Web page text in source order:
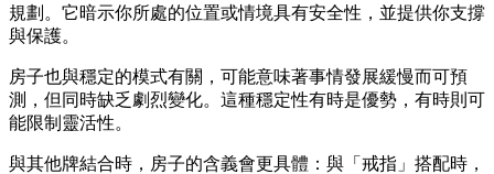
規劃。它暗示你所處的位置或情境具有安全性，並提供你支撐
與保護。
房子也與穩定的模式有關，可能意味著事情發展緩慢而可預
測，但同時缺乏劇烈變化。這種穩定性有時是優勢，有時則可
能限制靈活性。
與其他牌結合時，房子的含義會更具體：與「戒指」搭配時，